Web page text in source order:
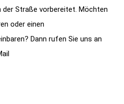
Straße vorbereitet. Möchten
oder einen
Dann rufen Sie uns an